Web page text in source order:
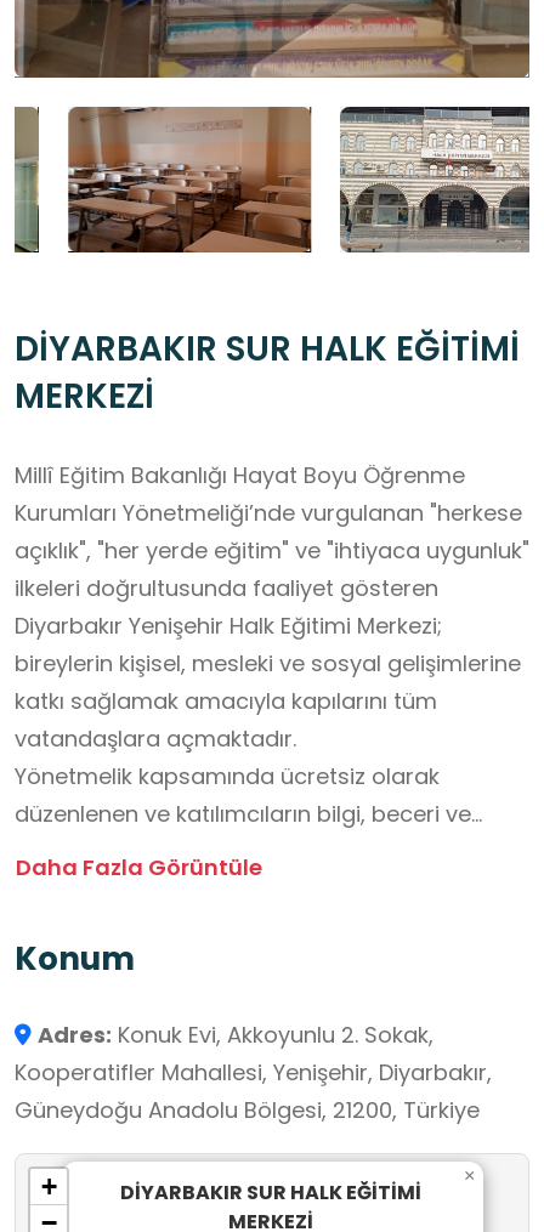
DİYARBAKIR SUR HALK EĞİTİMİ
MERKEZİ
Millî Eğitim Bakanlığı Hayat Boyu Öğrenme
Kurumları Yönetmeliği’nde vurgulanan "herkese
açıklık", "her yerde eğitim" ve "ihtiyaca uygunluk"
ilkeleri doğrultusunda faaliyet gösteren
Diyarbakır Yenişehir Halk Eğitimi Merkezi;
bireylerin kişisel, mesleki ve sosyal gelişimlerine
katkı sağlamak amacıyla kapılarını tüm
vatandaşlara açmaktadır.
Yönetmelik kapsamında ücretsiz olarak
düzenlenen ve katılımcıların bilgi, beceri ve
yetkinliklerini geliştirmeyi hedefleyen
kazandıran seramik, üretim ve tasarımı
ihtiyacını karşılayan güzellik ve saç bakım
hizmetleri ile evrensel iletişim dili olan İngilizce
gibi geniş bir yelpazede kurslar verilmektedir.
Teknolojik imkânlarla donatılmış derslik ve
atölyelerimizde, alanında uzman eğitmenler
Daha Fazla Görüntüle
Konum
Adres: Konuk Evi, Akkoyunlu 2. Sokak,
Kooperatifler Mahallesi, Yenişehir, Diyarbakır,
Güneydoğu Anadolu Bölgesi, 21200, Türkiye
DİYARBAKIR SUR HALK EĞİTİMİ
MERKEZİ
×
+
−